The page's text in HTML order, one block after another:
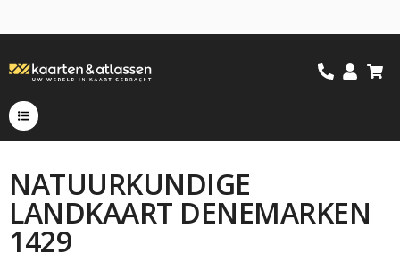
NATUURKUNDIGE
LANDKAART DENEMARKEN
1429